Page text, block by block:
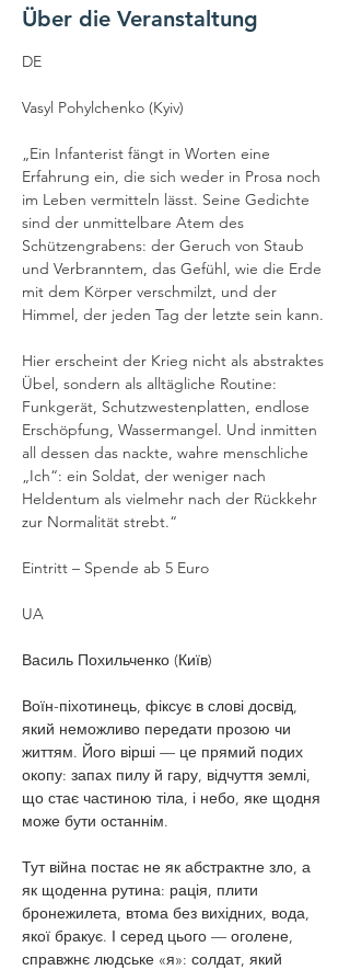
Über die Veranstaltung
DE
Vasyl Pohylchenko (Kyiv)
„Ein Infanterist fängt in Worten eine
Erfahrung ein, die sich weder in Prosa noch
im Leben vermitteln lässt. Seine Gedichte
sind der unmittelbare Atem des
Schützengrabens: der Geruch von Staub
und Verbranntem, das Gefühl, wie die Erde
mit dem Körper verschmilzt, und der
Himmel, der jeden Tag der letzte sein kann.
Hier erscheint der Krieg nicht als abstraktes
Übel, sondern als alltägliche Routine:
Funkgerät, Schutzwestenplatten, endlose
Erschöpfung, Wassermangel. Und inmitten
all dessen das nackte, wahre menschliche
„Ich“: ein Soldat, der weniger nach
Heldentum als vielmehr nach der Rückkehr
zur Normalität strebt.“
Eintritt – Spende ab 5 Euro
UA
Василь Похильченко (Київ)
Воїн-піхотинець, фіксує в слові досвід,
який неможливо передати прозою чи
життям. Його вірші — це прямий подих
окопу: запах пилу й гару, відчуття землі,
що стає частиною тіла, і небо, яке щодня
може бути останнім.
Тут війна постає не як абстрактне зло, а
як щоденна рутина: рація, плити
бронежилета, втома без вихідних, вода,
якої бракує. І серед цього — оголене,
справжнє людське «я»: солдат, який